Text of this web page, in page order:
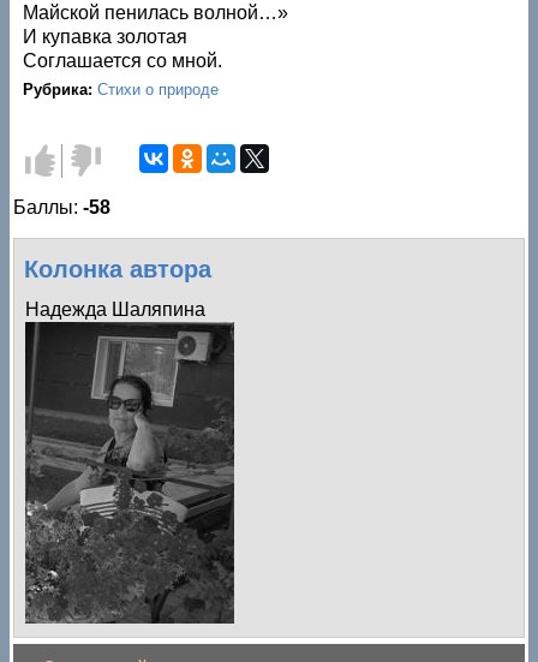
Майской пенилась волной…»
И купавка золотая
Соглашается со мной.
Рубрика:Стихи о природе
Голос за!
Голос
против!
Баллы:-58
Колонка автора
Надежда Шаляпина